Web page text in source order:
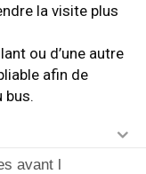
la visite plus
ou d’une autre
afin de
bus.
avant l